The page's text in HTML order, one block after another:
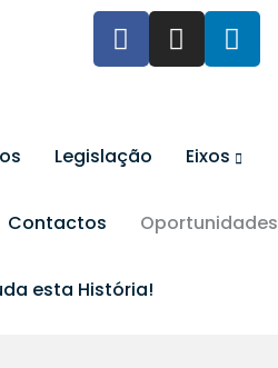
Legislação Eixos
Contactos Oportunidades
esta História!